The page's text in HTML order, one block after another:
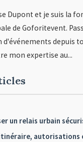
Dupont et je suis la
de Goforitevent.
depuis
mon expertise au...
un relais urbain
autorisations